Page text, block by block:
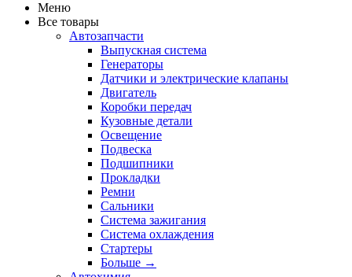
Меню
Все товары
Автозапчасти
Выпускная система
Генераторы
Датчики и электрические клапаны
Двигатель
Коробки передач
Кузовные детали
Освещение
Подвеска
Подшипники
Прокладки
Ремни
Сальники
Система зажигания
Система охлаждения
Стартеры
Больше →